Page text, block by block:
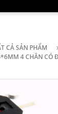
CẢ SẢN PHẨM
4 CHÂN CÓ